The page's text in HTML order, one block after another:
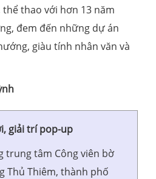
thể thao với hơn 13 năm
đem đến những dự án
giàu tính nhân văn và
giải trí pop-up
trung tâm Công viên bờ
Thủ Thiêm, thành phố